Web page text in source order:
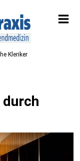
Kleriker